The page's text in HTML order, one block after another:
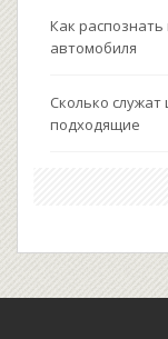
Как распознать
автомобиля
Сколько
подходящие